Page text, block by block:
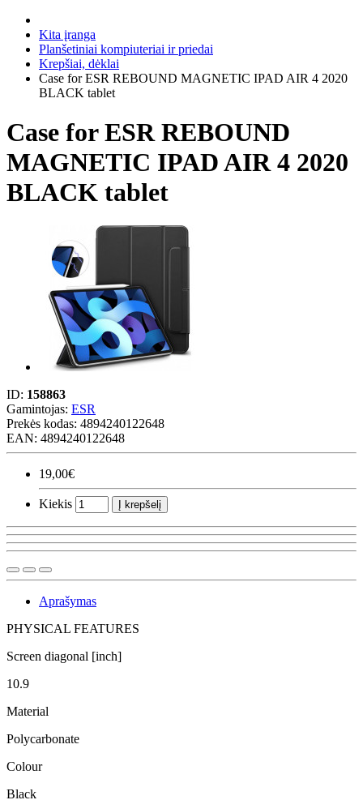
Kita įranga
Planšetiniai kompiuteriai ir priedai
Krepšiai, dėklai
Case for ESR REBOUND MAGNETIC IPAD AIR 4 2020
BLACK tablet
Case for ESR REBOUND
MAGNETIC IPAD AIR 4 2020
BLACK tablet
ID: 158863
Gamintojas: ESR
Prekės kodas: 4894240122648
EAN: 4894240122648
19,00€
Kiekis Į krepšelį
Aprašymas
PHYSICAL FEATURES
Screen diagonal [inch]
10.9
Material
Polycarbonate
Colour
Black